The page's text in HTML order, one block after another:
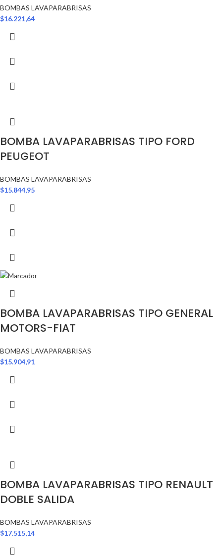
BOMBAS LAVAPARABRISAS
$16.221,64
BOMBA LAVAPARABRISAS TIPO FORD
PEUGEOT
BOMBAS LAVAPARABRISAS
$15.844,95
BOMBA LAVAPARABRISAS TIPO GENERAL
MOTORS-FIAT
BOMBAS LAVAPARABRISAS
$15.904,91
BOMBA LAVAPARABRISAS TIPO RENAULT
DOBLE SALIDA
BOMBAS LAVAPARABRISAS
$17.515,14